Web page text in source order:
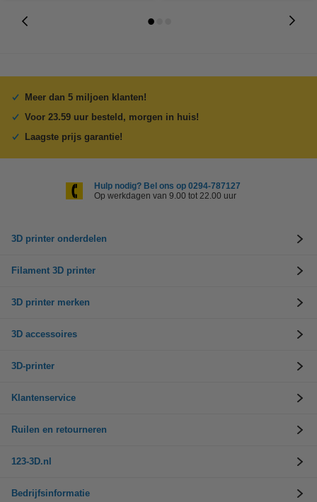
Meer dan 5 miljoen klanten!
Voor 23.59 uur besteld, morgen in huis!
Laagste prijs garantie!
Hulp nodig? Bel ons op 0294-787127
Op werkdagen van 9.00 tot 22.00 uur
3D printer onderdelen
Filament 3D printer
3D printer merken
3D accessoires
3D-printer
Klantenservice
Ruilen en retourneren
123-3D.nl
Bedrijfsinformatie